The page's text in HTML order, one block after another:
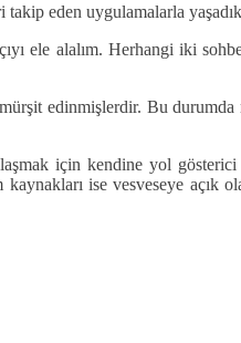
eden uygulamalarla
ele alalım. Herhangi iki
edinmişlerdir. Bu
için kendine yol
ise vesveseye açık